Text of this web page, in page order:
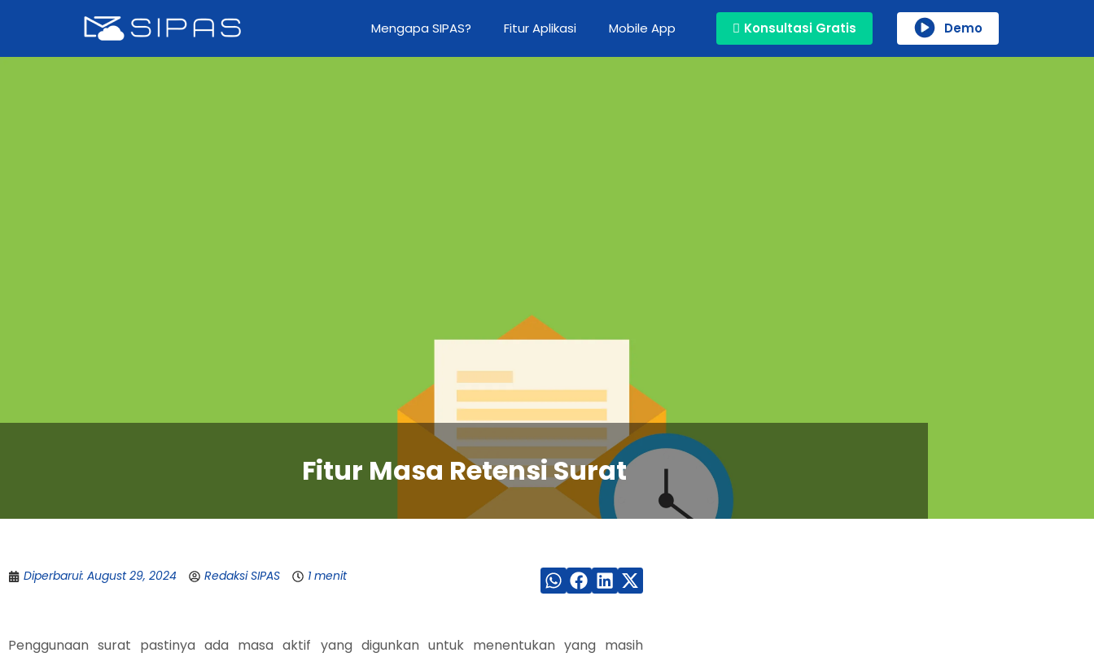
Mengapa SIPAS? Fitur Aplikasi Mobile App Konsultasi Gratis Demo
Fitur Masa Retensi Surat
Diperbarui: August 29, 2024 Redaksi SIPAS 1 menit
Penggunaan surat pastinya ada masa aktif yang digunkan untuk menentukan yang masih